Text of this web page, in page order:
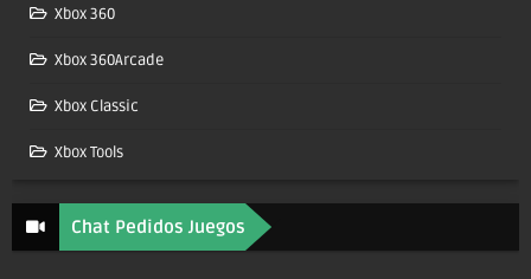
Xbox 360
Xbox 360Arcade
Xbox Classic
Xbox Tools
Chat Pedidos Juegos